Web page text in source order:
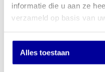
informatie die u aan ze
verzameld op basis van
Alles toestaan
Offerte
Specificaties